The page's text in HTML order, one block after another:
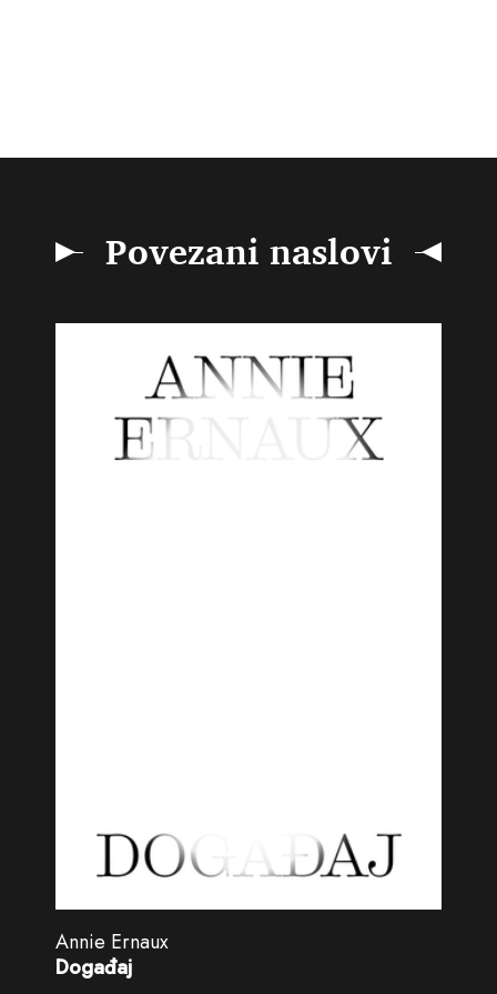
Povezani naslovi
Annie Ernaux
Događaj